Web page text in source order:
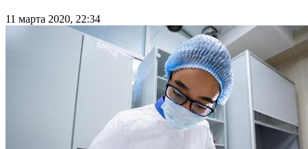
11 марта 2020, 22:34